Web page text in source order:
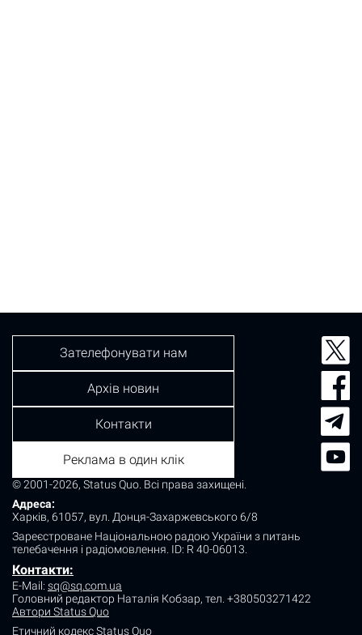
© 2001-2026, Status Quo. Всі права захищені.
Адреса:
Харків, 61057, вул. Донця-Захаржевського 6/8
Зареєстроване Національною радою України з питань
телебачення і радіомовлення. ID: R 40-06013.
Контакти:
E-Mail: sq@sq.com.ua
Головний редактор Наталія Кобзар, тел. +380503271422
Автори Status Quo
Етичний кодекс Status Quo
Зателефонувати нам
Архів новин
Контакти
Реклама в один клік